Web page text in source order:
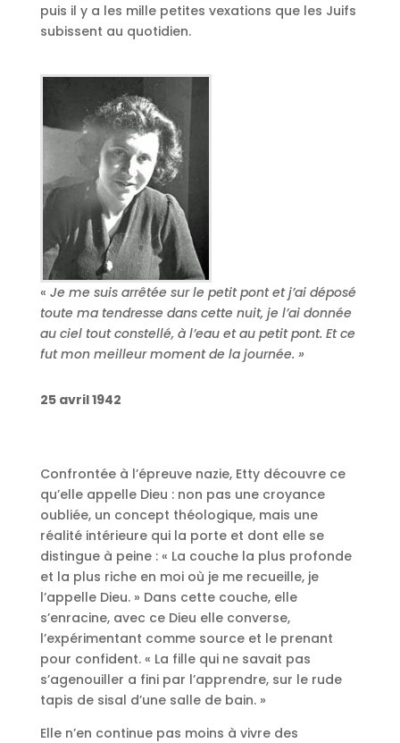
puis il y a les mille petites vexations que les Juifs
subissent au quotidien.
« Je me suis arrêtée sur le petit pont et j’ai déposé
toute ma tendresse dans cette nuit, je l’ai donnée
au ciel tout constellé, à l’eau et au petit pont. Et ce
fut mon meilleur moment de la journée. »
25 avril 1942
Confrontée à l’épreuve nazie, Etty découvre ce
qu’elle appelle Dieu : non pas une croyance
oubliée, un concept théologique, mais une
réalité intérieure qui la porte et dont elle se
distingue à peine : « La couche la plus profonde
et la plus riche en moi où je me recueille, je
l’appelle Dieu. » Dans cette couche, elle
s’enracine, avec ce Dieu elle converse,
l’expérimentant comme source et le prenant
pour confident. « La fille qui ne savait pas
s’agenouiller a fini par l’apprendre, sur le rude
tapis de sisal d’une salle de bain. »
Elle n’en continue pas moins à vivre des